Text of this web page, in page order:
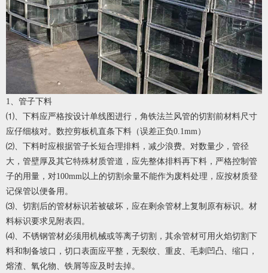
1、管子下料
⑴、下料应严格按设计单线图进行，角铁法兰风管的切割前材料尺寸
应仔细核对。数控剪板机直条下料（误差正负0.1mm）
⑵、下料时应根据管子长短合理排料，减少浪费。对数量少，管径
大，管壁厚及其它特殊材质管道，应先整体排料再下料，严格控制管
子的用量，对100mm以上的切割余量不能作为废料处理，应按材质登
记保管以便备用。
⑶、切割后的管材标识若被破坏，应在剩余管材上复制原有标识。材
料标识要求见附表四。
⑷、不锈钢管材必须用机械或等离子切割，其余管材可用火焰切割下
料和制备坡口，切口表面应平整，无裂纹、重皮、毛刺凹凸、缩口，
熔渣、氧化物、铁屑等应及时去掉。